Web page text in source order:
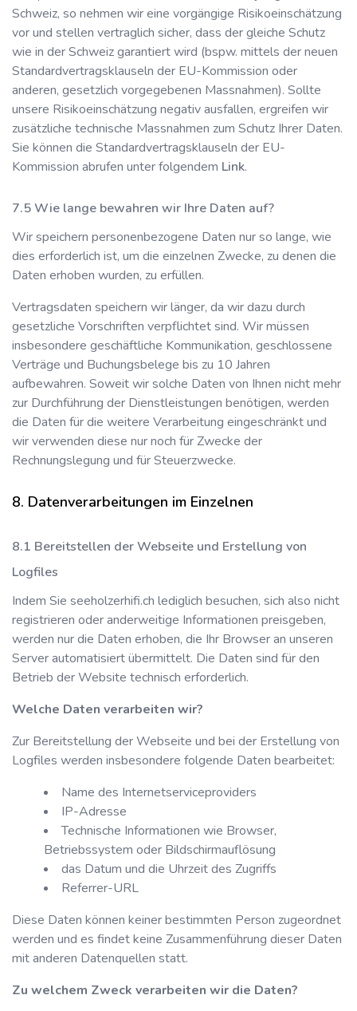
Schweiz, so nehmen wir eine vorgängige Risikoeinschätzung
vor und stellen vertraglich sicher, dass der gleiche Schutz
wie in der Schweiz garantiert wird (bspw. mittels der neuen
Standardvertragsklauseln der EU-Kommission oder
anderen, gesetzlich vorgegebenen Massnahmen). Sollte
unsere Risikoeinschätzung negativ ausfallen, ergreifen wir
zusätzliche technische Massnahmen zum Schutz Ihrer Daten.
Sie können die Standardvertragsklauseln der EU-
Kommission abrufen unter folgendem Link.
Wie lange bewahren wir Ihre Daten auf?
Wir speichern personenbezogene Daten nur so lange, wie
dies erforderlich ist, um die einzelnen Zwecke, zu denen die
Daten erhoben wurden, zu erfüllen.
Vertragsdaten speichern wir länger, da wir dazu durch
gesetzliche Vorschriften verpflichtet sind. Wir müssen
insbesondere geschäftliche Kommunikation, geschlossene
Verträge und Buchungsbelege bis zu 10 Jahren
aufbewahren. Soweit wir solche Daten von Ihnen nicht mehr
zur Durchführung der Dienstleistungen benötigen, werden
die Daten für die weitere Verarbeitung eingeschränkt und
wir verwenden diese nur noch für Zwecke der
Rechnungslegung und für Steuerzwecke.
Datenverarbeitungen im Einzelnen
Bereitstellen der Webseite und Erstellung von
Logfiles
Indem Sie seeholzerhifi.ch lediglich besuchen, sich also nicht
registrieren oder anderweitige Informationen preisgeben,
werden nur die Daten erhoben, die Ihr Browser an unseren
Server automatisiert übermittelt. Die Daten sind für den
Betrieb der Website technisch erforderlich.
Welche Daten verarbeiten wir?
Zur Bereitstellung der Webseite und bei der Erstellung von
Logfiles werden insbesondere folgende Daten bearbeitet:
Name des Internetserviceproviders
IP-Adresse
Technische Informationen wie Browser,
Betriebssystem oder Bildschirmauflösung
das Datum und die Uhrzeit des Zugriffs
Referrer-URL
Diese Daten können keiner bestimmten Person zugeordnet
werden und es findet keine Zusammenführung dieser Daten
mit anderen Datenquellen statt.
Zu welchem Zweck verarbeiten wir die Daten?